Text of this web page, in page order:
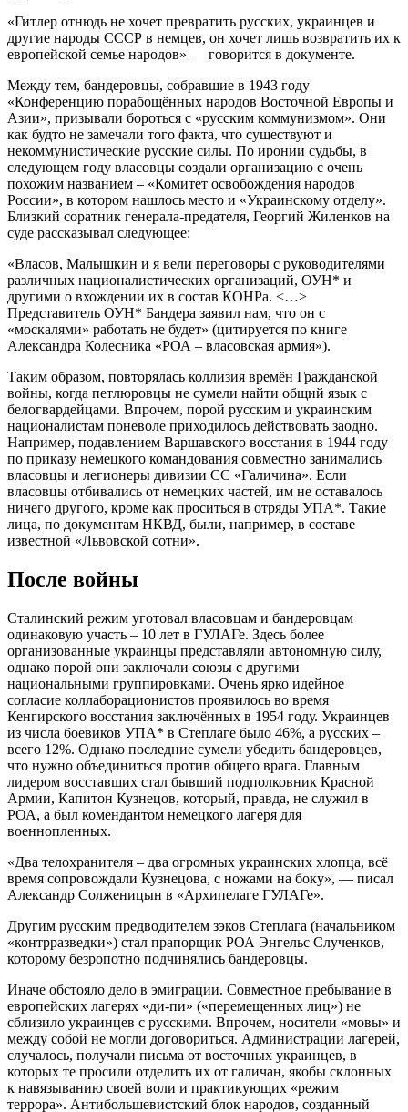
«Гитлер отнюдь не хочет превратить русских, украинцев и
другие народы СССР в немцев, он хочет лишь возвратить их к
европейской семье народов» — говорится в документе.
Между тем, бандеровцы, собравшие в 1943 году
«Конференцию порабощённых народов Восточной Европы и
Азии», призывали бороться с «русским коммунизмом». Они
как будто не замечали того факта, что существуют и
некоммунистические русские силы. По иронии судьбы, в
следующем году власовцы создали организацию с очень
похожим названием – «Комитет освобождения народов
России», в котором нашлось место и «Украинскому отделу».
Близкий соратник генерала-предателя, Георгий Жиленков на
суде рассказывал следующее:
«Власов, Малышкин и я вели переговоры с руководителями
различных националистических организаций, ОУН* и
другими о вхождении их в состав КОНРа. <…>
Представитель ОУН* Бандера заявил нам, что он с
«москалями» работать не будет» (цитируется по книге
Александра Колесника «РОА – власовская армия»).
Таким образом, повторялась коллизия времён Гражданской
войны, когда петлюровцы не сумели найти общий язык с
белогвардейцами. Впрочем, порой русским и украинским
националистам поневоле приходилось действовать заодно.
Например, подавлением Варшавского восстания в 1944 году
по приказу немецкого командования совместно занимались
власовцы и легионеры дивизии СС «Галичина». Если
власовцы отбивались от немецких частей, им не оставалось
ничего другого, кроме как проситься в отряды УПА*. Такие
лица, по документам НКВД, были, например, в составе
известной «Львовской сотни».
После войны
Сталинский режим уготовал власовцам и бандеровцам
одинаковую участь – 10 лет в ГУЛАГе. Здесь более
организованные украинцы представляли автономную силу,
однако порой они заключали союзы с другими
национальными группировками. Очень ярко идейное
согласие коллаборационистов проявилось во время
Кенгирского восстания заключённых в 1954 году. Украинцев
из числа боевиков УПА* в Степлаге было 46%, а русских –
всего 12%. Однако последние сумели убедить бандеровцев,
что нужно объединиться против общего врага. Главным
лидером восставших стал бывший подполковник Красной
Армии, Капитон Кузнецов, который, правда, не служил в
РОА, а был комендантом немецкого лагеря для
военнопленных.
«Два телохранителя – два огромных украинских хлопца, всё
время сопровождали Кузнецова, с ножами на боку», — писал
Александр Солженицын в «Архипелаге ГУЛАГе».
Другим русским предводителем зэков Степлага (начальником
«контрразведки») стал прапорщик РОА Энгельс Слученков,
которому безропотно подчинялись бандеровцы.
Иначе обстояло дело в эмиграции. Совместное пребывание в
европейских лагерях «ди-пи» («перемещенных лиц») не
сблизило украинцев с русскими. Впрочем, носители «мовы» и
между собой не могли договориться. Администрации лагерей,
случалось, получали письма от восточных украинцев, в
которых те просили отделить их от галичан, якобы склонных
к навязыванию своей воли и практикующих «режим
террора». Антибольшевистский блок народов, созданный